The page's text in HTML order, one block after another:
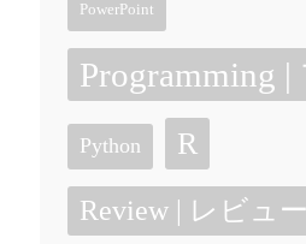
PowerPoint
Programming
Python R
Review | レビュー